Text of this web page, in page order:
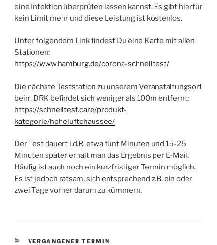
eine Infektion überprüfen lassen kannst. Es gibt hierfür
kein Limit mehr und diese Leistung ist kostenlos.
Unter folgendem Link findest Du eine Karte mit allen
Stationen:
https://www.hamburg.de/corona-schnelltest/
Die nächste Teststation zu unserem Veranstaltungsort
beim DRK befindet sich weniger als 100m entfernt:
https://schnelltest.care/produkt-
kategorie/hoheluftchaussee/
Der Test dauert i.d.R. etwa fünf Minuten und 15-25
Minuten später erhält man das Ergebnis per E-Mail.
Häufig ist auch noch ein kurzfristiger Termin möglich.
Es ist jedoch ratsam, sich entsprechend z.B. ein oder
zwei Tage vorher darum zu kümmern.
KATEGORIEN
VERGANGENER TERMIN